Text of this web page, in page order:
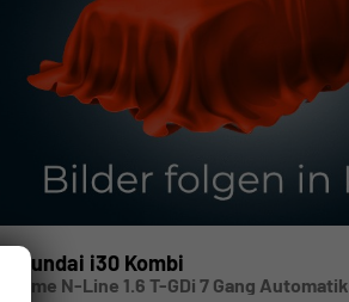
Hyundai i30 Kombi
Prime N-Line 1.6 T-GDi 7 Gang Automatik